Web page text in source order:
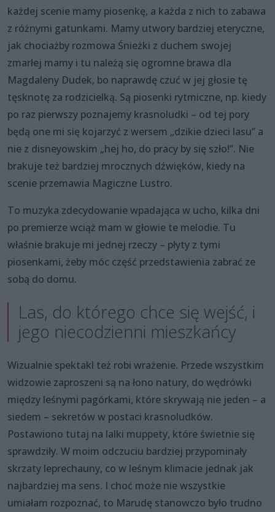
każdej scenie mamy piosenkę, a każda z nich to zabawa
z różnymi gatunkami. Mamy utwory bardziej eteryczne,
jak chociażby rozmowa Śnieżki z duchem swojej
zmarłej mamy i tu należą się ogromne brawa dla
Magdaleny Dudek, bo naprawdę czuć w jej głosie tę
tęsknotę za rodzicielką. Są piosenki rytmiczne, np. kiedy
po raz pierwszy poznajemy krasnoludki – od tej pory
będą one mi się kojarzyć z wersem „dzikie dzieci lasu” a
nie z disneyowskim „hej ho, do pracy by się szło!”. Nie
brakuje też bardziej mrocznych dźwięków, kiedy na
scenie przemawia Magiczne Lustro.
To muzyka zdecydowanie wpadająca w ucho, kilka dni
po premierze wciąż mam w głowie te melodie. Tu
właśnie brakuje mi jednej rzeczy – płyty z tymi
piosenkami, żeby móc część przedstawienia zabrać ze
sobą do domu.
Las, do którego chce się wejść, i
jego niecodzienni mieszkańcy
Wizualnie spektakl też robi wrażenie. Przede wszystkim
widzowie zaproszeni są na łono natury, do wędrówki
między leśnymi pagórkami, które skrywają nie jeden – a
siedem – sekretów w postaci krasnoludków.
Postawiono tutaj na lalki muppety, które świetnie się
sprawdziły. W moim odczuciu bardziej przypominały
skrzaty leprechauny, co w leśnym klimacie jednak jak
najbardziej ma sens. I choć może nie wszystkie
umiałam rozpoznać, to Marudę stanowczo było trudno